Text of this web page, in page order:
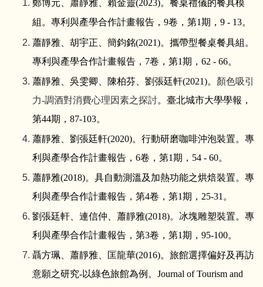
鄭博元、蕭靜雅、賴金靈(2023)。餐桌禮儀的餐具模
組。專利與產學合作計畫報告， 9卷，第1期， 9 - 13。
蕭靜雅、胡宇正、簡鈞銘(2021)。 攜帶型餐桌餐具組 。
專利與產學合作計畫報告， 7卷，第1期， 62 - 66。
蕭靜雅、吳雯卿、陳柏芬、劉張廷軒(2021)。 顏色吸引
力-調酒對消費心理因素之探討。臺北城市大學學報，
第44期， 87-103。
蕭靜雅、劉張廷軒(2020)。 行動研磨咖啡沖泡裝置。 專
利與產學合作計畫報告， 6卷，第1期， 54 - 60。
蕭靜雅(2018)。具自動測溫及加熱功能之烘焙裝置。專
利與產學合作計畫報告，第4卷，第1期， 25-31 。
劉張廷軒、連信仲、蕭靜雅(2018)。冰塊雕塑裝置。專
利與產學合作計畫報告，第3卷，第1期， 95-100。
聶方珮、蕭靜雅、匡龍華(2016)。旅館選擇偏好及再訪
意願之研究-以綠色旅館為例。 Journal of Tourism and